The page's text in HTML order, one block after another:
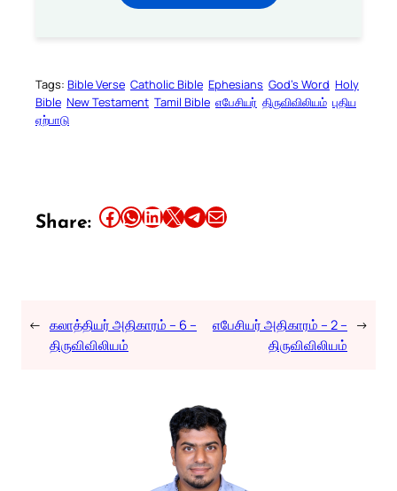
Tags: Bible Verse Catholic Bible Ephesians God’s Word Holy
Bible New Testament Tamil Bible எபேசியர் திருவிவிலியம் புதிய
ஏற்பாடு
Share: Share this article on Facebook Share this article on WhatsApp Share this article on LinkedIn Share this article on X Share this article on TelegramEmail this Article
← கலாத்தியர் அதிகாரம் – 6 –
திருவிவிலியம்
எபேசியர் அதிகாரம் – 2 –
திருவிவிலியம்
→